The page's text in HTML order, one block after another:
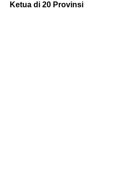
Ketua di 20 Provinsi